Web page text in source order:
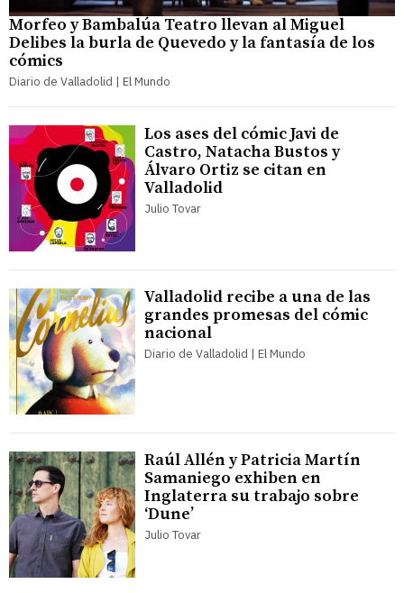
Morfeo y Bambalúa Teatro llevan al Miguel
Delibes la burla de Quevedo y la fantasía de los
cómics
Diario de Valladolid | El Mundo
Los ases del cómic Javi de
Castro, Natacha Bustos y
Álvaro Ortiz se citan en
Valladolid
Julio Tovar
Valladolid recibe a una de las
grandes promesas del cómic
nacional
Diario de Valladolid | El Mundo
Raúl Allén y Patricia Martín
Samaniego exhiben en
Inglaterra su trabajo sobre
‘Dune’
Julio Tovar